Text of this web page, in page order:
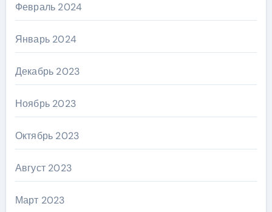
Февраль 2024
Январь 2024
Декабрь 2023
Ноябрь 2023
Октябрь 2023
Август 2023
Март 2023